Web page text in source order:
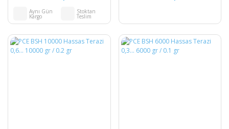
Aynı Gün
Kargo
Stoktan
Teslim